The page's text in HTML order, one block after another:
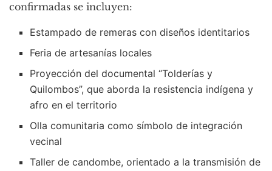
confirmadas se incluyen:
Estampado de remeras con diseños identitarios
Feria de artesanías locales
Proyección del documental “Tolderías y
Quilombos”, que aborda la resistencia indígena y
afro en el territorio
Olla comunitaria como símbolo de integración
vecinal
Taller de candombe, orientado a la transmisión de